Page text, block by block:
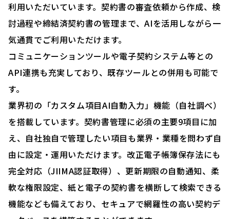
利用いただいています。契約書の審査依頼から作成、検
討過程や締結済契約書の管理まで、AIを活用しながら一
気通貫でご利用いただけます。
コミュニケーションツールや電子契約システム等との
API連携も充実しており、既存ツールとの併用も可能で
す。
業界初の「カスタム項目AI自動入力」機能（自社調べ）
を搭載しています。契約書管理に必須の主要9項目に加
え、自社独自で管理したい項目も業界・業種を問わず自
由に設定・運用いただけます。改正電子帳簿保存法にも
完全対応（JIIMA認証取得）、更新期限の自動通知、柔
軟な権限設定、紙と電子の契約書を横断して検索できる
機能なども備えており、セキュアで網羅性の高い契約デ